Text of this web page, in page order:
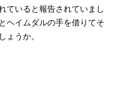
ていると報告されていまし
ヘイムダルの手を借りてそ
ょうか。